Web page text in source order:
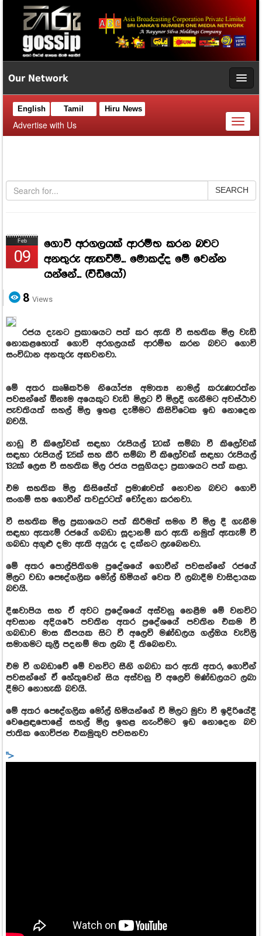
Our Network
English Tamil Hiru News
Advertise with Us
Toggle
SEARCH
Feb
09
ගොවි අරගලයක් ආරම්භ කරන බවට
අනතුරු ඇඟවීම්... මොකද්ද මේ වෙන්න
යන්නේ... (වීඩියෝ)
8 Views
රජය දැනට ප්‍රකාශයට පත් කර ඇති වී සහතික මිල වැඩි
නොකළහොත් ගොවි අරගලයක් ආරම්භ කරන බවට ගොවි
සංවිධාන අනතුරු අඟවනවා.
මේ අතර කෘෂිකර්ම නියෝජ්‍ය අමාත්‍ය නාමල් කරුණාරත්න
පවසන්නේ ඕනෑම අයෙකුට වැඩි මිලට වී මිලදී ගැනීමට අවස්ථාව
පැවතියත් සහල් මිල ඉහළ දැමීමට කිසිවිටෙක ඉඩ නොදෙන
බවයි.
නාඩු වී කිලෝවක් සඳහා රුපියල් 120ක් සම්බා වී කිලෝවක්
සඳහා රුපියල් 125ක් සහ කීරි සම්බා වී කිලෝවක් සඳහා රුපියල්
132ක් ලෙස වී සහතික මිල රජය පසුගියදා ප්‍රකාශයට පත් කළා.
එම සහතික මිල කිසිසේත් ප්‍රමාණවත් නොවන බවට ගොවි
සංගම් සහ ගොවීන් තවදුරටත් චෝදනා කරනවා.
වී සහතික මිල ප්‍රකාශයට පත් කිරීමත් සමග වී මිල දී ගැනීම
සඳහා ඇතැම් රජයේ ගබඩා සූදානම් කර ඇති නමුත් ඇතැම් වී
ගබඩා අගුළු දමා ඇති අයුරු ද දක්නට ලැබෙනවා.
මේ අතර පොල්පිතිගම ප්‍රදේශයේ ගොවීන් පවසන්නේ රජයේ
මිලට වඩා පෞද්ගලික මෝල් හිමියන් වෙත වී ලබාදීම වාසිදායක
බවයි.
දීඝවාපිය සහ ඒ අවට ප්‍රදේශයේ අස්වනු නෙළීම මේ වනවිට
අවසාන අදියරේ පවතින අතර ප්‍රදේශයේ පවතින එකම වී
ගබඩාව මාස කීපයක සිට වී අලෙවි මණ්ඩලය ගල්ඔය වැවිලි
සමාගමට කුලී පදනම් මත ලබා දී තිබෙනවා.
එම වී ගබඩාවේ මේ වනවිට සීනි ගබඩා කර ඇති අතර, ගොවීන්
පවසන්නේ ඒ හේතුවෙන් සිය අස්වනු වී අලෙවි මණ්ඩලයට ලබා
දීමට නොහැකි බවයි.
මේ අතර පෞද්ගලික මෝල් හිමියන්ගේ වී මිලට මුවා වී ඉදිරියේදී
වෙළෙඳපොළේ සහල් මිල ඉහළ නැංවීමට ඉඩ නොදෙන බව
ජාතික ගොවිජන එකමුතුව පවසනවා
">